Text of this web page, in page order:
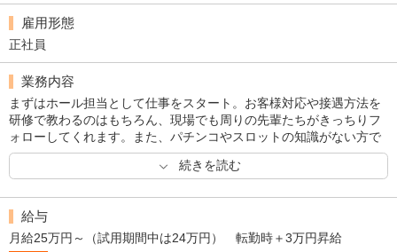
雇用形態
正社員
業務内容
まずはホール担当として仕事をスタート。お客様対応や接遇方法を
研修で教わるのはもちろん、現場でも周りの先輩たちがきっちりフ
ォローしてくれます。また、パチンコやスロットの知識がない方で
も、基礎から学べる環境ですので、たとえ未経験でも安心して業務
に取り組むことができるでしょう。ホール経験を積んだ後は、営業
続きを読む
給与
月給25万円～（試用期間中は24万円） 転勤時＋3万円昇給